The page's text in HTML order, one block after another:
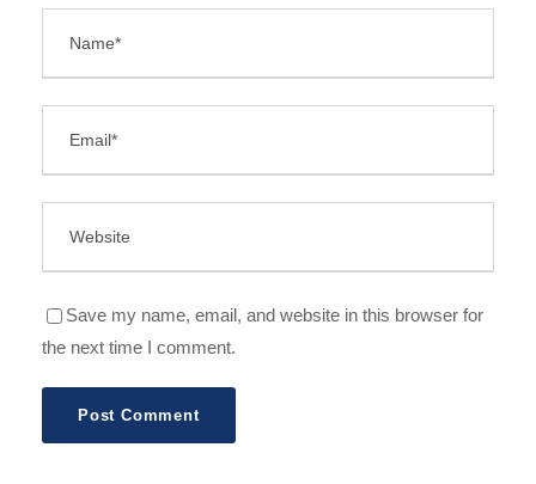
Save my name, email, and website in this browser for
the next time I comment.